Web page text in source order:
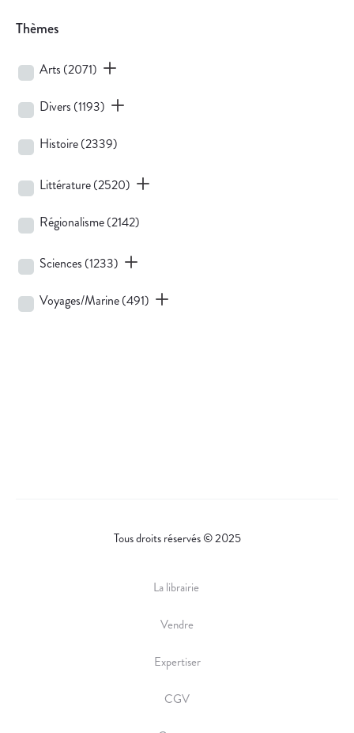
Thèmes
Arts (2071)
Divers (1193)
Histoire(2339)
Littérature(2520)
Régionalisme(2142)
Sciences (1233)
Voyages/Marine(491)
Tous droits réservés © 2025
La librairie
Vendre
Expertiser
CGV